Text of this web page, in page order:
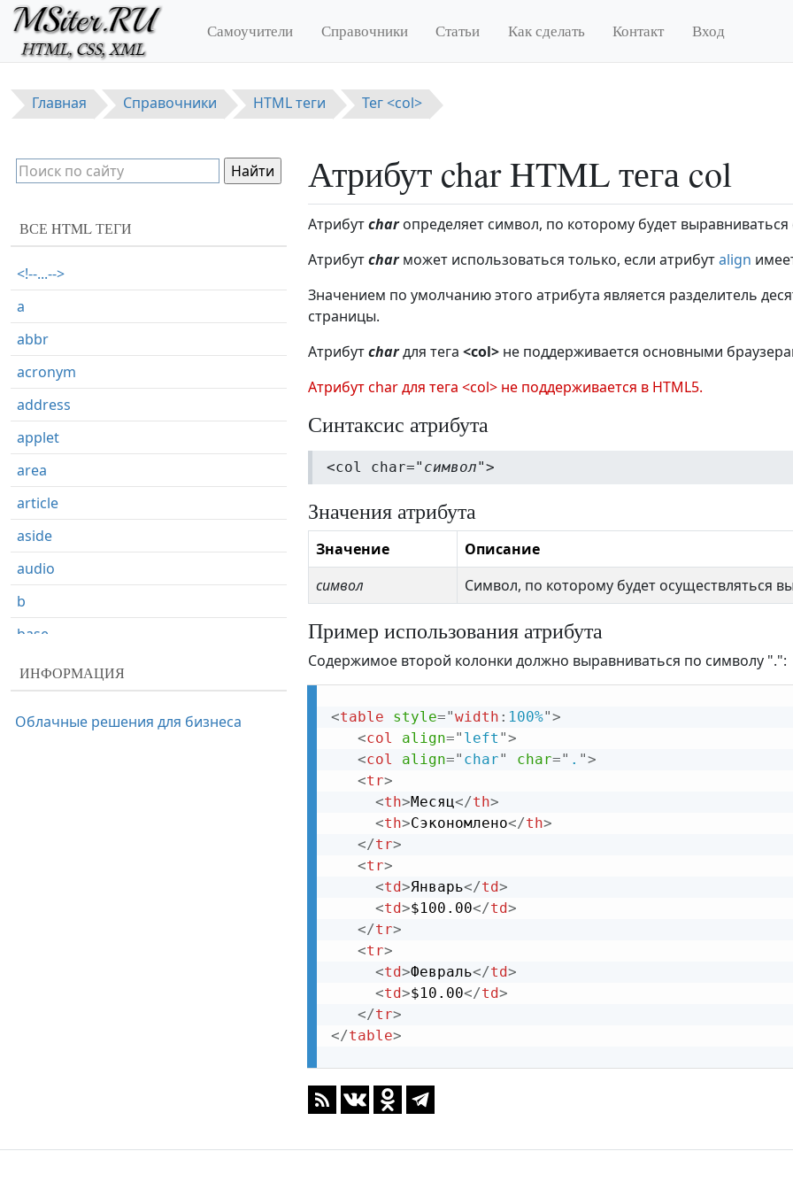
Перейти к основному содержанию
Самоучители Справочники Статьи Как сделать Контакт Вход
Главная Справочники HTML теги Тег <col>
Атрибут char HTML тега col
Атрибутcharопределяет символ, по которому будет
Атрибутcharможет использоваться только, если атрибутalign
Значением по умолчанию этого атрибута является разделитель
страницы.
Атрибутcharдля тега <col> не поддерживается основными
Атрибут char для тега <col> не поддерживается в HTML5.
Синтаксис атрибута
<col char=" символ">
Значения атрибута
Значение
Описание
символ
Символ, по которому будет осуществляться
Пример использования атрибута
Содержимое второй колонки должно выравниваться по символу ".":
<table style="width : 100%">
<col align=" left ">
<col align=" char" char=" . ">
<tr>
<th>Месяц</th>
<th>Сэкономлено</th>
</tr>
<tr>
<td>Январь</td>
<td>$100.00</td>
</tr>
<tr>
<td>Февраль</td>
<td>$10.00</td>
</tr>
</table>
ВСЕ HTML ТЕГИ
<!--...-->
a
abbr
acronym
address
applet
area
article
aside
audio
b
base
basefont
bdo
ИНФОРМАЦИЯ
Облачные решения для бизнеса